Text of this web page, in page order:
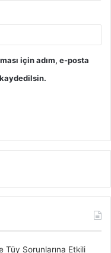
için adım, e-posta
Tüy Sorunlarına Etkili